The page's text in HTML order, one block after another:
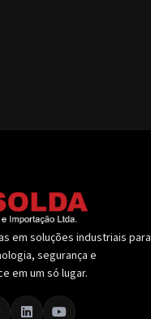
em soluções industriais para
segurança e
em um só lugar.